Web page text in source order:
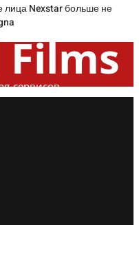
лица Nexstar больше не
сервисов